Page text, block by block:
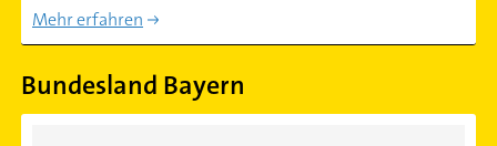
Mehr erfahren
Bundesland Bayern